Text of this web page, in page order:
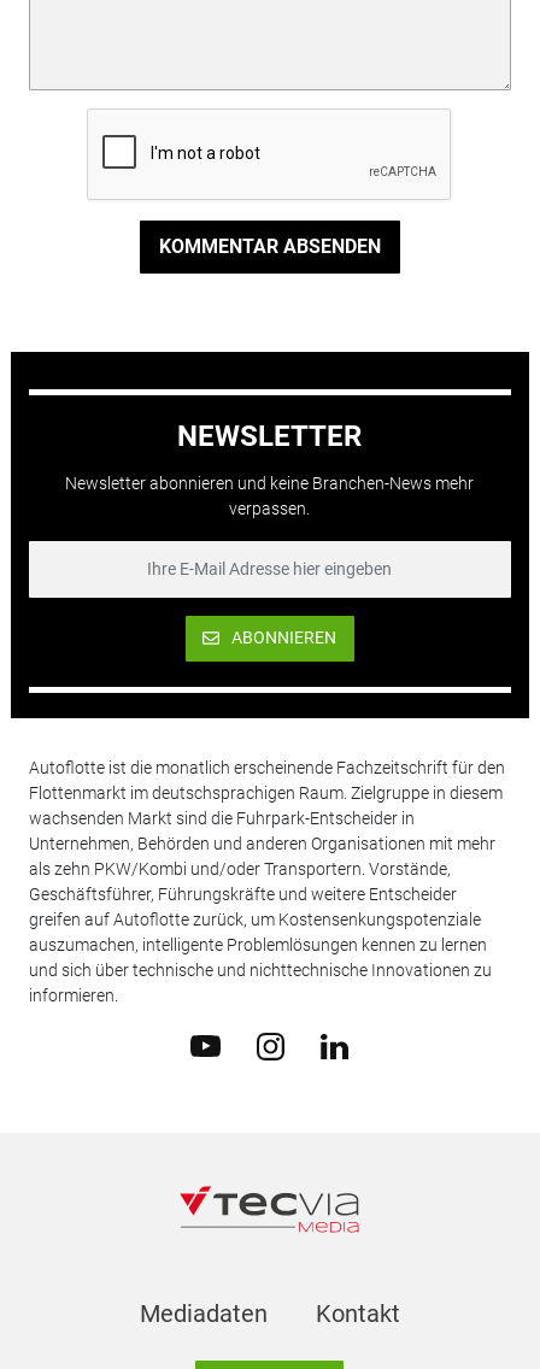
KOMMENTAR ABSENDEN
NEWSLETTER
Newsletter abonnieren und keine Branchen-News mehr
verpassen.
ABONNIEREN
Autoflotte ist die monatlich erscheinende Fachzeitschrift für den
Flottenmarkt im deutschsprachigen Raum. Zielgruppe in diesem
wachsenden Markt sind die Fuhrpark-Entscheider in
Unternehmen, Behörden und anderen Organisationen mit mehr
als zehn PKW/Kombi und/oder Transportern. Vorstände,
Geschäftsführer, Führungskräfte und weitere Entscheider
greifen auf Autoflotte zurück, um Kostensenkungspotenziale
auszumachen, intelligente Problemlösungen kennen zu lernen
und sich über technische und nichttechnische Innovationen zu
informieren.
Mediadaten Kontakt